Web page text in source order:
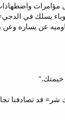
مؤامرات
يسلك في
عن يساره
قد تصادفنا